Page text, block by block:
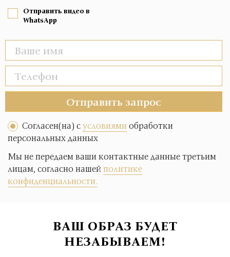
Отправить видео в
WhatsApp
Отправить запрос
Согласен(на) сусловиямиобработки
персональных данных
Мы не передаем ваши контактные данные третьим
лицам, согласно нашейполитике
конфиденциальности.
ВАШ ОБРАЗ БУДЕТ
НЕЗАБЫВАЕМ!